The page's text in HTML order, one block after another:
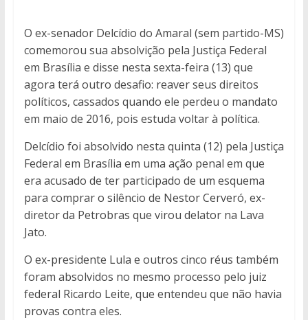
O ex-senador Delcídio do Amaral (sem partido-MS)
comemorou sua absolvição pela Justiça Federal
em Brasília e disse nesta sexta-feira (13) que
agora terá outro desafio: reaver seus direitos
políticos, cassados quando ele perdeu o mandato
em maio de 2016, pois estuda voltar à política.
Delcídio foi absolvido nesta quinta (12) pela Justiça
Federal em Brasília em uma ação penal em que
era acusado de ter participado de um esquema
para comprar o silêncio de Nestor Cerveró, ex-
diretor da Petrobras que virou delator na Lava
Jato.
O ex-presidente Lula e outros cinco réus também
foram absolvidos no mesmo processo pelo juiz
federal Ricardo Leite, que entendeu que não havia
provas contra eles.